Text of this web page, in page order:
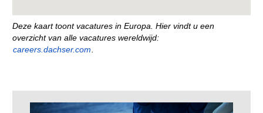
Deze kaart toont vacatures in Europa. Hier vindt u een
overzicht van alle vacatures wereldwijd:
careers.dachser.com